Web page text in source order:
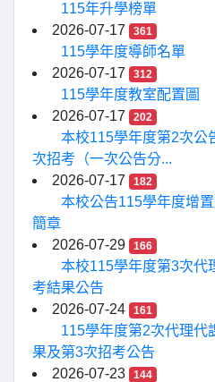
115年升學榜單
2026-07-17
361
115學年度導師名單
2026-07-17
312
115學年度教室配置圖
2026-07-17
202
本校115學年度第2次公
次招考（一次公告分...
2026-07-17
182
本校公告115學年度增
簡章
2026-07-29
166
本校115學年度第3次代
考結果公告
2026-07-24
161
115學年度第2次代理代
果及第3次招考公告
2026-07-23
144